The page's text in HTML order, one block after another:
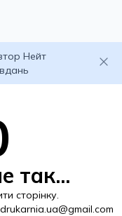
Нейт
так...
сторінку.
drukarnia.ua@gmail.com